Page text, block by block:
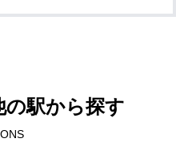
の駅から探す